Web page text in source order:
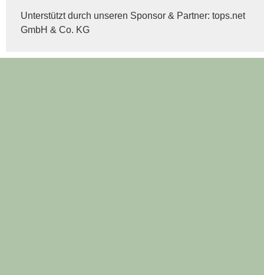
Unterstützt durch unseren Sponsor & Partner: tops.net
GmbH & Co. KG